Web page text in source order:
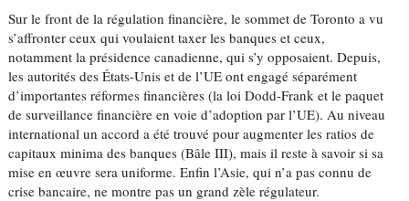
Sur le front de la régulation financière, le sommet de Toronto a vu
s’affronter ceux qui voulaient taxer les banques et ceux,
notamment la présidence canadienne, qui s’y opposaient. Depuis,
les autorités des États-Unis et de l’UE ont engagé séparément
d’importantes réformes financières (la loi Dodd-Frank et le paquet
de surveillance financière en voie d’adoption par l’UE). Au niveau
international un accord a été trouvé pour augmenter les ratios de
capitaux minima des banques (Bâle III), mais il reste à savoir si sa
mise en œuvre sera uniforme. Enfin l’Asie, qui n’a pas connu de
crise bancaire, ne montre pas un grand zèle régulateur.